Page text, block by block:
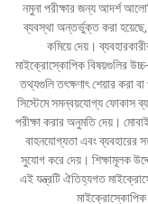
নমুনা পরীক্ষার জন্য আদর্শ
ব্যবস্থা অন্তর্ভুক্ত করা
কমিয়ে দেয়।
মাইক্রোস্কোপিক বিষয়গুলির
তথ্যগুলি তৎক্ষণাৎ শেয়ার করা
সিস্টেমে সমন্বয়যোগ্য ফোকাস
পরীক্ষা করার অনুমতি দেয়।
বাহনযোগ্যতা এবং ব্যবহারের
সুযোগ করে দেয়। শিক্ষামূলক
এই যন্ত্রটি ঐতিহ্যগত
মাইক্রোস্কোপিক